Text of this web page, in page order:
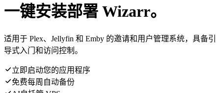
一键安装部署 Wizarr。
适用于 Plex、Jellyfin 和 Emby 的邀请和用户管理系统，具备引
导式入门和访问控制。
立即启动您的应用程序
免费每周自动备份